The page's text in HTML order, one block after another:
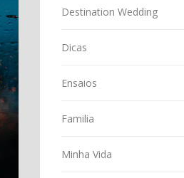
Destination Wedding
Dicas
Ensaios
Familia
Minha Vida